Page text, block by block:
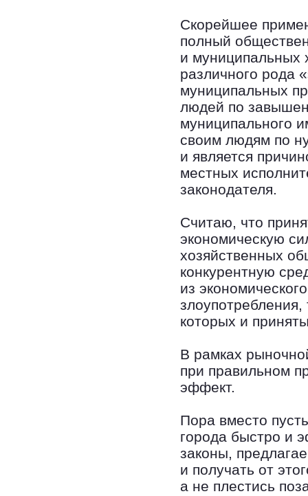
Скорейшее
полный
и муниципальных
различного рода
муниципальных
людей по
муниципального
своим людям по
и является
местных
законодателя.
Считаю, что
экономическую
хозяйственных
конкурентную
из
которых и
В рамках
при правильном
эффект.
Пора вместо
города быстро и
законы,
и получать от
а не плестись